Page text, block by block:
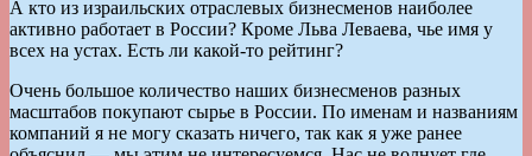
А кто из израильских отраслевых бизнесменов наиболее
активно работает в России? Кроме Льва Леваева, чье имя у
всех на устах. Есть ли какой-то рейтинг?
Очень большое количество наших бизнесменов разных
масштабов покупают сырье в России. По именам и названиям
компаний я не могу сказать ничего, так как я уже ранее